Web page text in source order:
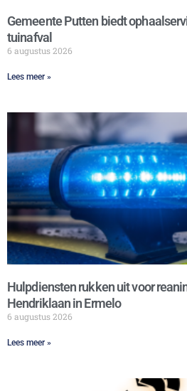
Gemeente Putten biedt
tuinafval
6 augustus 2026
Lees meer »
Hulpdiensten rukken uit voor
Hendriklaan in Ermelo
6 augustus 2026
Lees meer »